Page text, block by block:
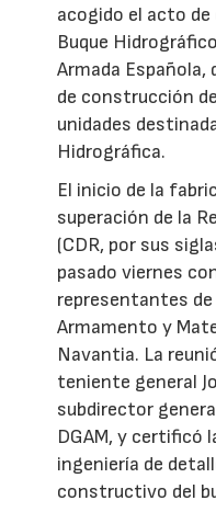
acogido el acto
Buque
Armada
de construcción
unidades
Hidrográfica.
El inicio de la
superación de la
(CDR, por sus
pasado viernes
representantes de
Armamento y
Navantia. La
teniente general
subdirector
DGAM, y certificó
ingeniería de
constructivo del